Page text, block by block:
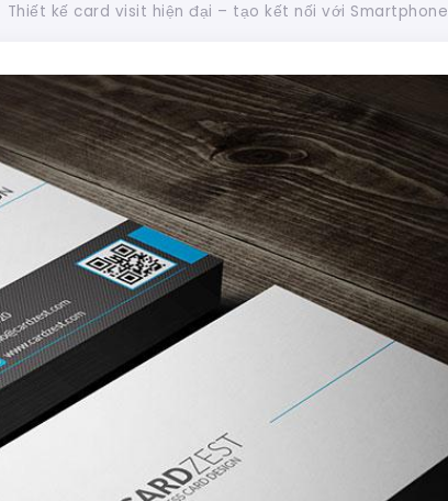
Thiết kế card visit hiện đại – tạo kết nối với Smartphone